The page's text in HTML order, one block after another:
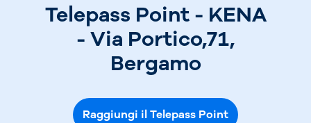
Telepass Point - KENA
- Via Portico,71,
Bergamo
Raggiungi il Telepass Point